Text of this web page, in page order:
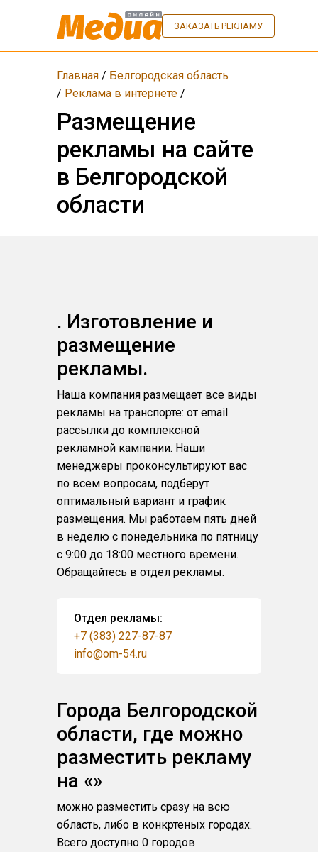
ЗАКАЗАТЬ РЕКЛАМУ
Главная / Белгородская область
/ Реклама в интернете /
Размещение
рекламы на сайте
в Белгородской
области
. Изготовление и
размещение
рекламы.
Наша компания размещает все виды
рекламы на транспорте: от email
рассылки до комплексной
рекламной кампании. Наши
менеджеры проконсультируют вас
по всем вопросам, подберут
оптимальный вариант и график
размещения. Мы работаем пять дней
в неделю с понедельника по пятницу
с 9:00 до 18:00 местного времени.
Обращайтесь в отдел рекламы.
Отдел рекламы:
+7 (383) 227-87-87
info@om-54.ru
Города Белгородской
области, где можно
разместить рекламу
на «»
можно разместить сразу на всю
область, либо в конкртеных городах.
Всего доступно 0 городов